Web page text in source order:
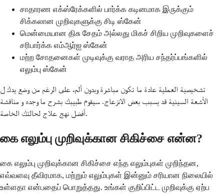
சாதாரண எக்ஸ்ரேக்களில் பார்க்க கடினமாக இருக்கும்
சிக்கலான முறிவுகளுக்கு சிடி ஸ்கேன்
மென்மையான திசு சேதம் அல்லது மிகச் சிறிய முறிவுகளைச்
சரிபார்க்க எம்ஆர்ஐ ஸ்கேன்
மற்ற சோதனைகள் முடிவுக்கு வராத அரிய சந்தர்ப்பங்களில்
எலும்பு ஸ்கேன்
تشخيصية العملية عادة ما تكون مباشرة وبدون ألم، على الرغم من وضع يدك ل
الأشعة السينية قد يسبب بعض الانزعاج. سيقوم طبيبك بشرح ما وجده و مناقشة
أفضل نهج علاج لحالتك الخاصة.
கை எலும்பு முறிவுக்கான சிகிச்சை என்ன?
கை எலும்பு முறிவுக்கான சிகிச்சை எந்த எலும்புகள் முறிந்தன,
எவ்வளவு தீவிரமாக, மற்றும் எலும்புகள் இன்னும் சரியான நிலையில்
உள்ளதா என்பதைப் பொறுத்தது. உங்கள் குறிப்பிட்ட முறிவுக்கு ஏற்ப